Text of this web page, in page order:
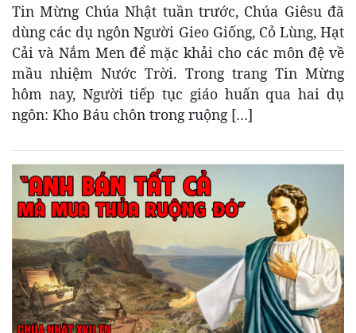
Tin Mừng Chúa Nhật tuần trước, Chúa Giêsu đã
dùng các dụ ngôn Người Gieo Giống, Cỏ Lùng, Hạt
Cải và Nắm Men để mặc khải cho các môn đệ về
mầu nhiệm Nước Trời. Trong trang Tin Mừng
hôm nay, Người tiếp tục giáo huấn qua hai dụ
ngôn: Kho Báu chôn trong ruộng […]